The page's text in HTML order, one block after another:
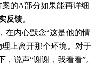
案的A部分如果能再详细
反馈。
在内心默念“这是他的情
上离开那个环境。对于
，说声“谢谢，我看看”。